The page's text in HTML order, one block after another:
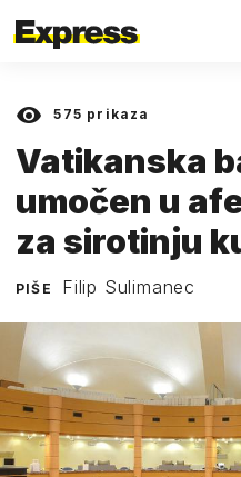
575 prikaza
Vatikanska
umočen u
za sirotinju
PIŠE Filip Sulimanec